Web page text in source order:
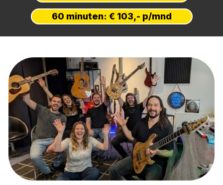
60 minuten: € 103,- p/mnd